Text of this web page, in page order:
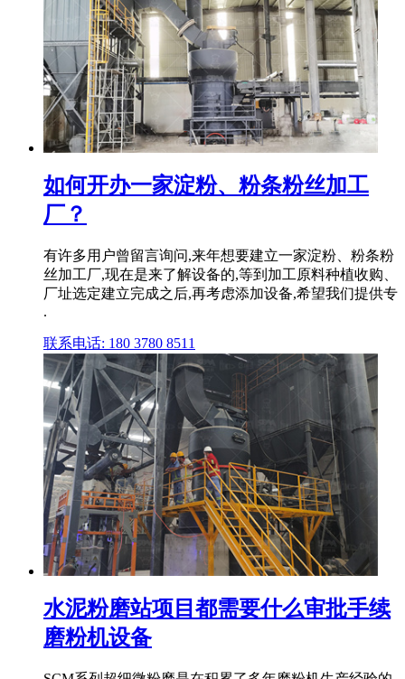
如何开办一家淀粉、粉条粉丝加工
厂？
有许多用户曾留言询问,来年想要建立一家淀粉、粉条粉
丝加工厂,现在是来了解设备的,等到加工原料种植收购、
厂址选定建立完成之后,再考虑添加设备,希望我们提供专
.
联系电话: 180 3780 8511
水泥粉磨站项目都需要什么审批手续
磨粉机设备